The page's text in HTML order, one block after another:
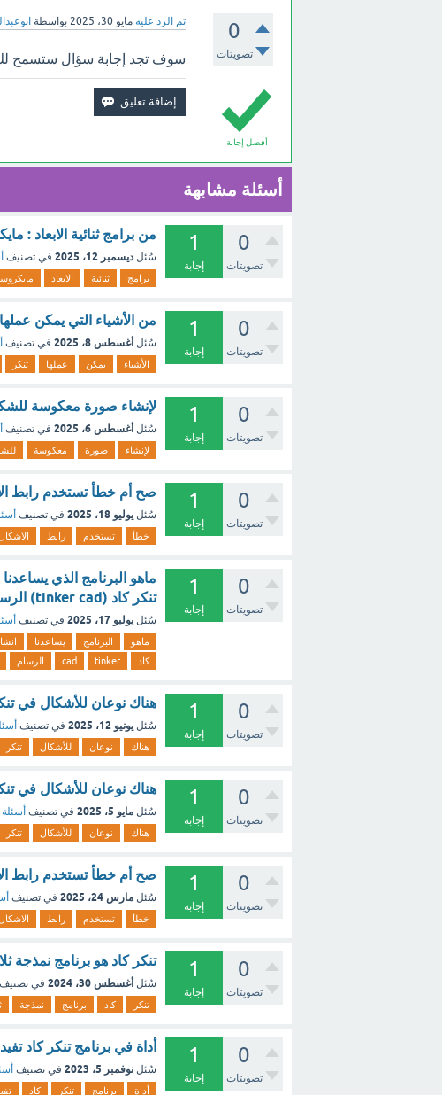
0
تصويتات
تم الرد عليه مايو 30، 2025 بواسطة
أفضل إجابة
سوف تجد إجابة سؤال ستسمح لك
أسئلة مشابهة
0
تصويتات
1
إجابة
من برامج ثنائية الابعاد :
سُئل ديسمبر 12، 2025 في تصنيف
برامج ثنائية الابعاد
0
تصويتات
1
إجابة
من الأشياء التي يمكن
سُئل أغسطس 8، 2025 في تصنيف
الأشياء يمكن عملها تنكر
0
تصويتات
1
إجابة
لإنشاء صورة معكوسة
سُئل أغسطس 6، 2025 في تصنيف
لإنشاء صورة معكوسة
0
تصويتات
1
إجابة
‏صح أم خطأ تستخدم رابط
سُئل يوليو 18، 2025 في تصنيف
خطأ تستخدم رابط الاشكال
0
تصويتات
1
إجابة
تنكر كاد (tinker cad) الرسام (Painter) [تم الحل]
سُئل يوليو 17، 2025 في تصنيف
ماهو البرنامج يساعدنا
كاد
tinker
cad الرسام
0
تصويتات
1
إجابة
هناك نوعان للأشكال في
سُئل يونيو 12، 2025 في تصنيف
هناك نوعان للأشكال تنكر
0
تصويتات
1
إجابة
هناك نوعان للأشكال في
سُئل مايو 5، 2025 في تصنيف
هناك نوعان للأشكال تنكر
0
تصويتات
1
إجابة
‏صح أم خطأ تستخدم رابط
سُئل مارس 24، 2025 في تصنيف
خطأ تستخدم رابط الاشكال
0
تصويتات
1
إجابة
تنكر كاد هو برنامج نمذجة
سُئل أغسطس 30، 2024 في تصنيف
تنكر كاد برنامج نمذجة
0
تصويتات
1
إجابة
أداة في برنامج تنكر كاد
سُئل نوفمبر 5، 2023 في تصنيف
أداة برنامج تنكر كاد